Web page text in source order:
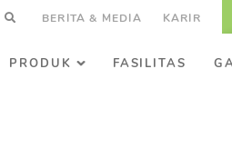
BERITA & MEDIA KARIR
PRODUK FASILITAS